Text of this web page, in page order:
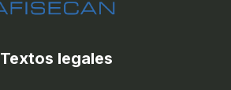
Textos legales